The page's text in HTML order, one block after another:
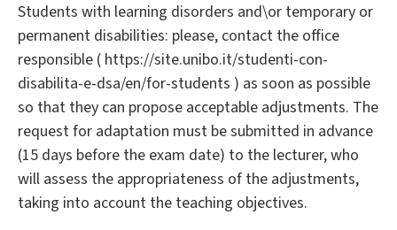
Students with learning disorders and\or temporary or
permanent disabilities: please, contact the office
responsible ( https://site.unibo.it/studenti-con-
disabilita-e-dsa/en/for-students ) as soon as possible
so that they can propose acceptable adjustments. The
request for adaptation must be submitted in advance
(15 days before the exam date) to the lecturer, who
will assess the appropriateness of the adjustments,
taking into account the teaching objectives.